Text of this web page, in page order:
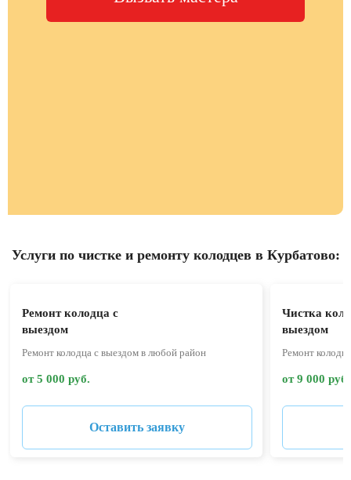
Услуги по чистке и ремонту колодцев в Курбатово:
Ремонт колодца с
выездом
Ремонт колодца с выездом в любой район
от 5 000 руб.
Оставить заявку
Чистка
выездом
Ремонт
от 9 000 руб.